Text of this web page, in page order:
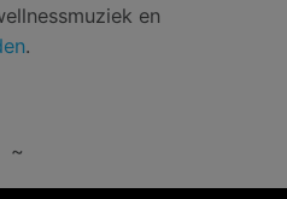
en
.
~